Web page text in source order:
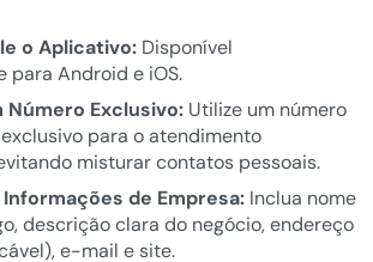
o Aplicativo:Disponível
para Android e iOS.
Número Exclusivo:Utilize um número
para o atendimento
misturar contatos pessoais.
de Empresa:Inclua nome
descrição clara do negócio, endereço
e-mail e site.